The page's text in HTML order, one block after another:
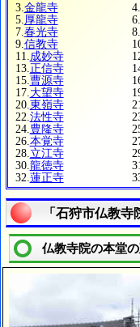
3. 金龍寺 4.
5. 厚龍寺 6.
7. 春光寺 8.
9. 信教寺
11. 成妙寺
13. 正信寺
15. 曹源寺
17. 大望寺
20. 東嶺寺 21.
22. 法性寺
24. 豊隆寺
26. 本覚寺
28. 立江寺
30. 龍徳寺 31.
32. 蓮正寺
「石狩市仏教
仏教寺院の本堂